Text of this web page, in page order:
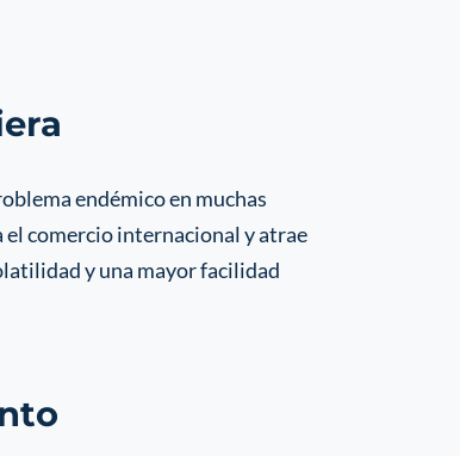
endémico en muchas
comercio internacional y atrae
y una mayor facilidad